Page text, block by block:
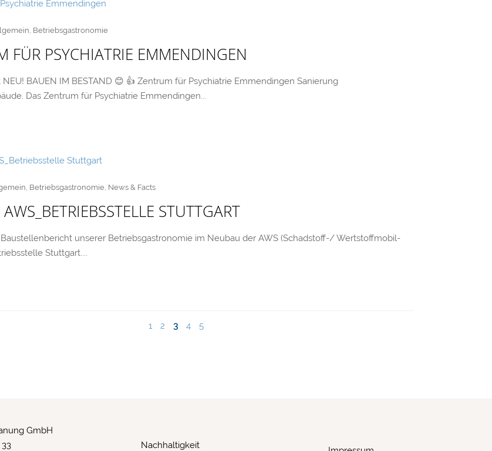
FÜR PSYCHIATRIE EMMENDINGEN
, Betriebsgastronomie
NEU! BAUEN IM BESTAND 😊 👍 Zentrum für Psychiatrie Emmendingen Sanierung
Das Zentrum für Psychiatrie Emmendingen...
STUTTGART
, Betriebsgastronomie, News & Facts
unserer Betriebsgastronomie im Neubau der AWS (Schadstoff-/ Wertstoffmobil-
Stuttgart....
1 2 3 4 5
GmbH
Nachhaltigkeit